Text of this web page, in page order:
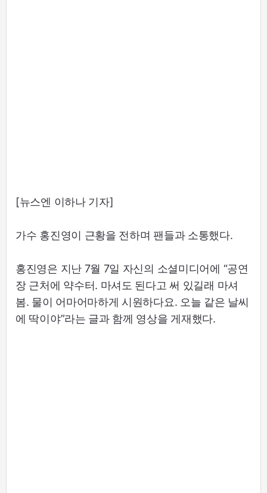
[뉴스엔 이하나 기자]
가수 홍진영이 근황을 전하며 팬들과 소통했다.
홍진영은 지난 7월 7일 자신의 소셜미디어에 “공연
장 근처에 약수터. 마셔도 된다고 써 있길래 마셔
봄. 물이 어마어마하게 시원하다요. 오늘 같은 날씨
에 딱이야”라는 글과 함께 영상을 게재했다.